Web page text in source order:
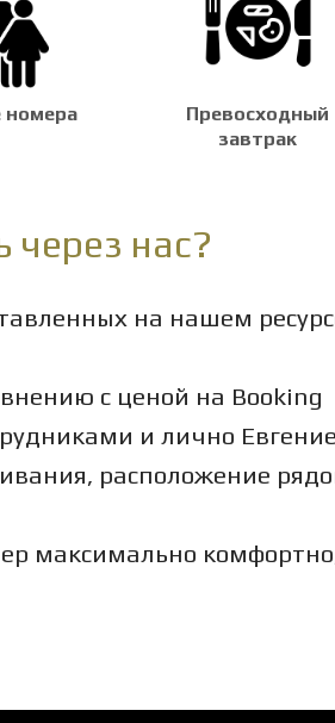
номера
Превосходный
завтрак
нас?
на нашем
с ценой на Booking
и лично
расположение
максимально